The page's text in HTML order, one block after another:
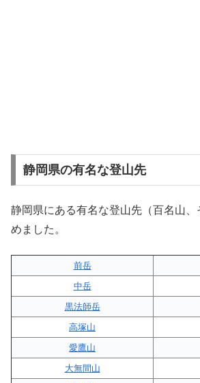
静岡県の有名な登山先
静岡県にある有名な登山先（百名山、
めました。
前岳
中岳
黒法師岳
高塚山
愛鷹山
大無間山